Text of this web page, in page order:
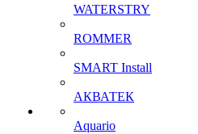
WATERSTRY
ROMMER
SMART Install
АКВАТЕК
Aquario